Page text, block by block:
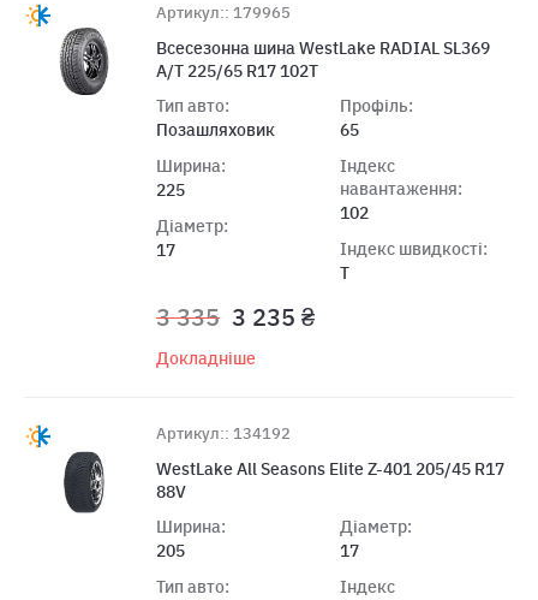
Артикул:: 179965
Всесезонна шина WestLake RADIAL SL369
A/T 225/65 R17 102T
Тип авто:
Позашляховик
Ширина:
225
Діаметр:
17
Профіль:
65
Індекс
навантаження:
102
Індекс швидкості:
T
3 335 3 235 ₴
Докладніше
Артикул:: 134192
WestLake All Seasons Elite Z-401 205/45 R17
88V
Ширина:
205
Тип авто:
Діаметр:
17
Індекс